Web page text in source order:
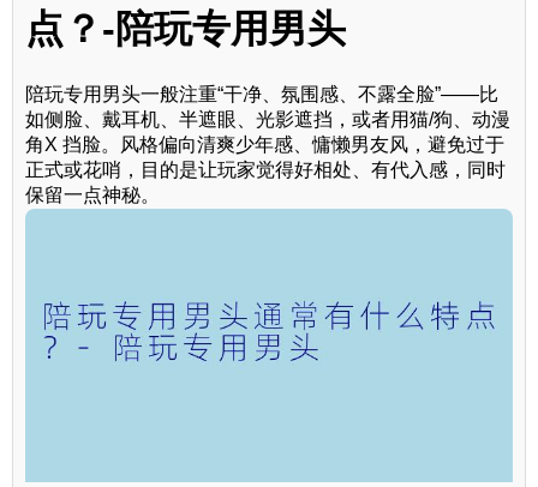
点？-陪玩专用男头
陪玩专用男头一般注重“干净、氛围感、不露全脸”——比
如侧脸、戴耳机、半遮眼、光影遮挡，或者用猫/狗、动漫
角X 挡脸。风格偏向清爽少年感、慵懒男友风，避免过于
正式或花哨，目的是让玩家觉得好相处、有代入感，同时
保留一点神秘。